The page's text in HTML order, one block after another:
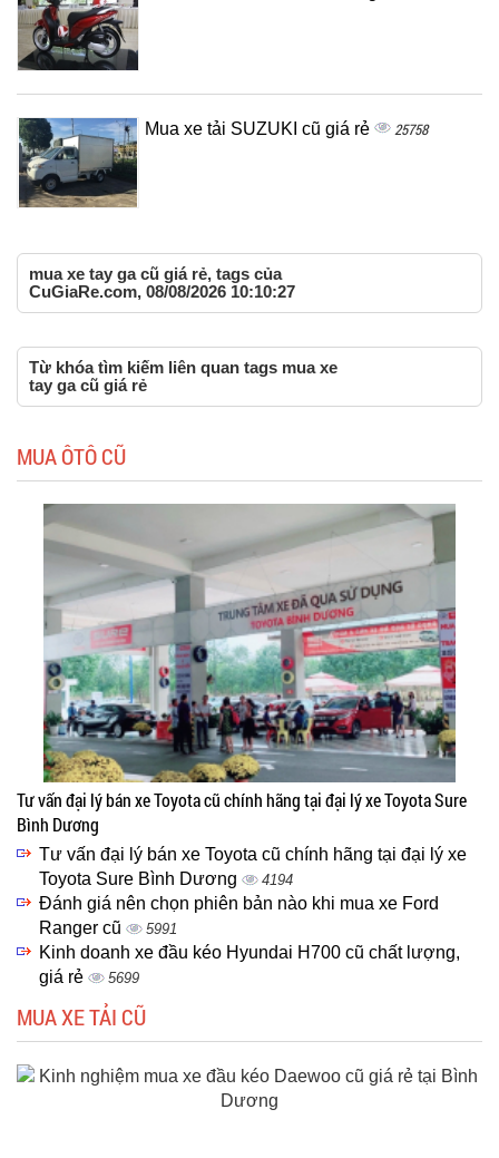
Mua xe tải SUZUKI cũ giá rẻ 25758
mua xe tay ga cũ giá rẻ, tags của
CuGiaRe.com, 08/08/2026 10:10:27
Từ khóa tìm kiếm liên quan tags mua xe
tay ga cũ giá rẻ
MUA ÔTÔ CŨ
Tư vấn đại lý bán xe Toyota cũ chính hãng tại đại lý xe Toyota Sure
Bình Dương
Tư vấn đại lý bán xe Toyota cũ chính hãng tại đại lý xe
Toyota Sure Bình Dương
4194
Đánh giá nên chọn phiên bản nào khi mua xe Ford
Ranger cũ
5991
Kinh doanh xe đầu kéo Hyundai H700 cũ chất lượng,
giá rẻ
5699
MUA XE TẢI CŨ